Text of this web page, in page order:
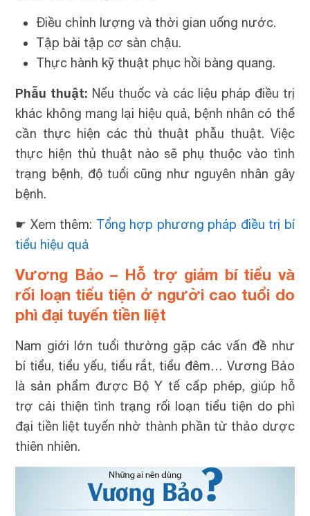
Điều chỉnh lượng và thời gian uống nước.
Tập bài tập cơ sàn chậu.
Thực hành kỹ thuật phục hồi bàng quang.
Phẫu thuật: Nếu thuốc và các liệu pháp điều trị
khác không mang lại hiệu quả, bệnh nhân có thể
cần thực hiện các thủ thuật phẫu thuật. Việc
thực hiện thủ thuật nào sẽ phụ thuộc vào tình
trạng bệnh, độ tuổi cũng như nguyên nhân gây
bệnh.
☛ Xem thêm: Tổng hợp phương pháp điều trị bí
tiểu hiệu quả
Vương Bảo – Hỗ trợ giảm bí tiểu và
rối loạn tiểu tiện ở người cao tuổi do
phì đại tuyến tiền liệt
Nam giới lớn tuổi thường gặp các vấn đề như
bí tiểu, tiểu yếu, tiểu rắt, tiểu đêm… Vương Bảo
là sản phẩm được Bộ Y tế cấp phép, giúp hỗ
trợ cải thiện tình trạng rối loạn tiểu tiện do phì
đại tiền liệt tuyến nhờ thành phần từ thảo dược
thiên nhiên.